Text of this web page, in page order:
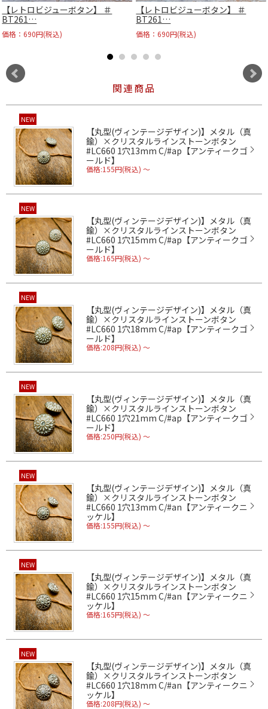
【レトロビジューボタン】 ＃
BT261…
価格：690円(税込)
【レトロビジューボタン】 ＃
BT261…
価格：690円(税込)
関連商品
NEW
【丸型(ヴィンテージデザイン)】メタル（真
鍮）×クリスタルラインストーンボタン
#LC660 1穴13mm C/#ap【アンティークゴ
ールド】
価格:155円(税込) ～
NEW
【丸型(ヴィンテージデザイン)】メタル（真
鍮）×クリスタルラインストーンボタン
#LC660 1穴15mm C/#ap【アンティークゴ
ールド】
価格:165円(税込) ～
NEW
【丸型(ヴィンテージデザイン)】メタル（真
鍮）×クリスタルラインストーンボタン
#LC660 1穴18mm C/#ap【アンティークゴ
ールド】
価格:208円(税込) ～
NEW
【丸型(ヴィンテージデザイン)】メタル（真
鍮）×クリスタルラインストーンボタン
#LC660 1穴21mm C/#ap【アンティークゴ
ールド】
価格:250円(税込) ～
NEW
【丸型(ヴィンテージデザイン)】メタル（真
鍮）×クリスタルラインストーンボタン
#LC660 1穴13mm C/#an【アンティークニ
ッケル】
価格:155円(税込) ～
NEW
【丸型(ヴィンテージデザイン)】メタル（真
鍮）×クリスタルラインストーンボタン
#LC660 1穴15mm C/#an【アンティークニ
ッケル】
価格:165円(税込) ～
NEW
【丸型(ヴィンテージデザイン)】メタル（真
鍮）×クリスタルラインストーンボタン
#LC660 1穴18mm C/#an【アンティークニ
ッケル】
価格:208円(税込) ～